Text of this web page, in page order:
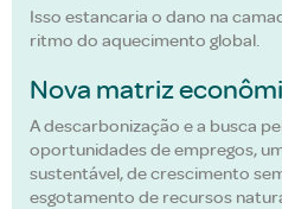
Isso estancaria o dano na
ritmo do aquecimento global.
Nova matriz
A descarbonização e a busca
oportunidades de empregos,
sustentável, de crescimento
esgotamento de recursos